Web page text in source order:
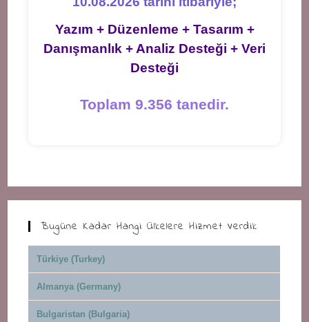
Yazım + Düzenleme + Tasarım +
Danışmanlık + Analiz Desteği + Veri
Desteği
Toplam 9.356 tanedir.
Bugüne Kadar Hangi Ülkelere Hizmet Verdik
Türkiye (Turkey)
Almanya (Germany)
Bulgaristan (Bulgaria)